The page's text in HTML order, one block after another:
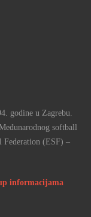
godine u Zagrebu.
softball
Federation (ESF) –
informacijama